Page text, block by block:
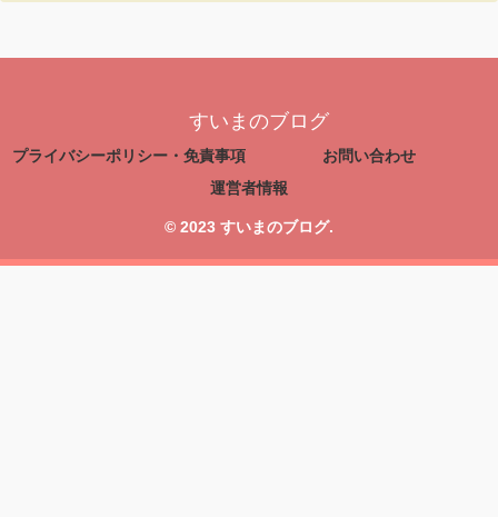
すいまのブログ
プライバシーポリシー・免責事項
お問い合わせ
運営者情報
© 2023 すいまのブログ.